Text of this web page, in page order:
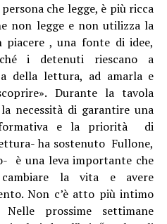
che legge, è più ricca
non legge e non utilizza la
piacere , una fonte di idee,
i detenuti riescano a
della lettura, ad amarla e
Durante la tavola
necessità di garantire una
formativa e la priorità di
ha sostenuto Fullone,
è una leva importante che
la vita e avere
Non c’è atto più intimo
prossime settimane